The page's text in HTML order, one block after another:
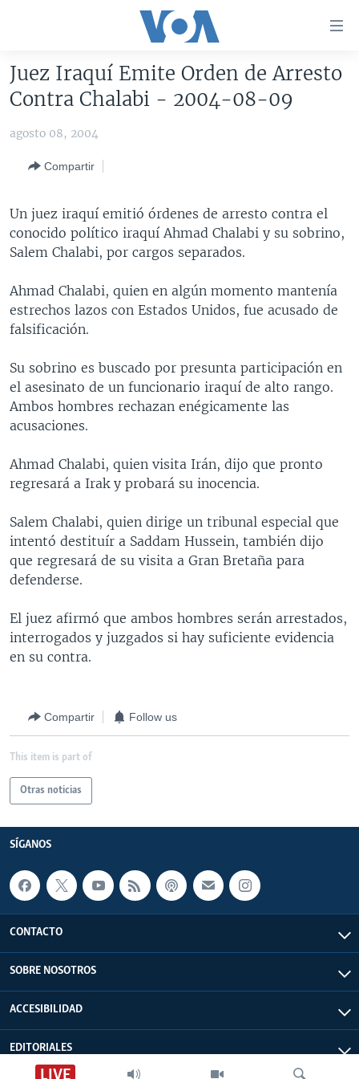
accesibilidad
Salte
principal
Salte
principal
Salte
AMÉRICA DEL NORTE
MÉXICO
HAITÍ
ELECCIONES EEUU
VOTO DIVIDIDO
VOA VERIFICA
VOA VERIFICA UCRANIA/RUSIA
VOA VERIFICA AMÉRICA LATINA
AMÉRICA LATINA
BOLIVIA
COLOMBIA
CHILE
PERÚ
VENEZUELA
BRASIL
CENTROAMÉRICA
COSTA RICA
EL SALVADOR
GUATEMALA
NICARAGUA
OTRAS SECCIONES
INMIGRACIÓN
LIBERTAD DE PRENSA
ECONOMÍA
ENTRETENIMIENTO Y CULTURA
TECNOLOGÍA
DEPORTES
CIENCIA Y SALUD
ESPECIALES DE LA VOA
LIBERTAD DE PRENSA
MULTIMEDIA
VIDEOS
FOTOGRAFÍA
AUDIOS
PROGRAMAS TV
EL MUNDO AL DÍA
FORO INTERAMERICANO
VISIÓN 360
LAS CLAVES
PANORAMA
RADIO
AVANCE INFORMATIVO
AUDIONOTICIAS
BUENOS DÍAS AMÉRICA
ESTADOS UNIDOS AL DÍA
EL MUNDO AL DÍA [RADIO]
DEPORTIVO INTERNACIONAL
NOTA ECONÓMICA
DIRECT
DOCUMENTALES DE LA VOA
SÍGANOS
Idiomas
LIVE
Juez Iraquí Emite Orden de Arresto
Contra Chalabi - 2004-08-09
agosto 08, 2004
Compartir
Un juez iraquí emitió órdenes de arresto contra el
conocido político iraquí Ahmad Chalabi y su sobrino,
Salem Chalabi, por cargos separados.
Ahmad Chalabi, quien en algún momento mantenía
estrechos lazos con Estados Unidos, fue acusado de
falsificación.
Su sobrino es buscado por presunta participación en
el asesinato de un funcionario iraquí de alto rango.
Ambos hombres rechazan enégicamente las
acusaciones.
Ahmad Chalabi, quien visita Irán, dijo que pronto
regresará a Irak y probará su inocencia.
Salem Chalabi, quien dirige un tribunal especial que
intentó destituír a Saddam Hussein, también dijo
que regresará de su visita a Gran Bretaña para
defenderse.
El juez afirmó que ambos hombres serán arrestados,
interrogados y juzgados si hay suficiente evidencia
en su contra.
Compartir Follow us
This item is part of
Otras noticias
SÍGANOS
CONTACTO
SOBRE NOSOTROS
ACCESIBILIDAD
EDITORIALES